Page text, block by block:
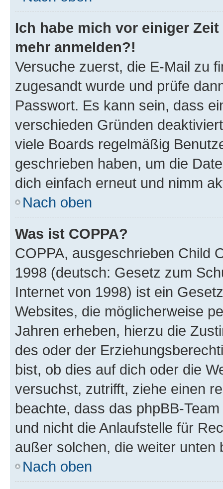
Ich habe mich vor einiger
mehr anmelden?!
Versuche zuerst, die E-Mail zu
zugesandt wurde und prüfe
Passwort. Es kann sein, dass
verschieden Gründen
viele Boards regelmäßig
geschrieben haben, um die
dich einfach erneut und nimm
Nach oben
Was ist COPPA?
COPPA, ausgeschrieben Child
1998 (deutsch: Gesetz zum
Internet von 1998) ist ein
Websites, die möglicherweise
Jahren erheben, hierzu die
des oder der
bist, ob dies auf dich oder die
versuchst, zutrifft, ziehe einen
beachte, dass das phpBB-
und nicht die Anlaufstelle für
außer solchen, die weiter unten
Nach oben